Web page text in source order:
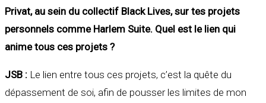
Privat, au sein du collectif Black Lives, sur tes projets
personnels comme Harlem Suite. Quel est le lien qui
anime tous ces projets ?
JSB : Le lien entre tous ces projets, c’est la quête du
dépassement de soi, afin de pousser les limites de mon